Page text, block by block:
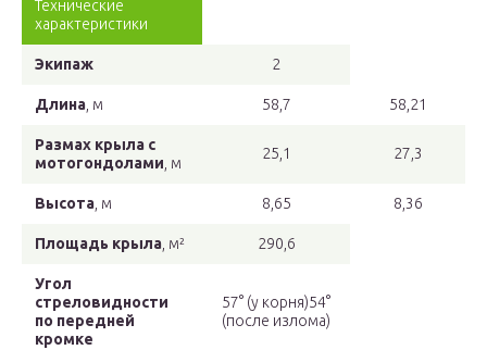
Технические
характеристики
Экипаж 2
Длина , м 58,7 58,21
Размах крыла с
мотогондолами , м
25,1 27,3
Высота , м 8,65 8,36
Площадь крыла , м² 290,6
Угол
стреловидности
по передней
кромке
57° (у корня)54°
(после излома)